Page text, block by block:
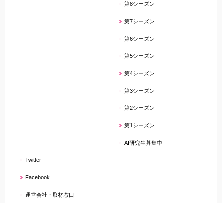
第8シーズン
第7シーズン
第6シーズン
第5シーズン
第4シーズン
第3シーズン
第2シーズン
第1シーズン
AI研究生募集中
Twitter
Facebook
運営会社・取材窓口